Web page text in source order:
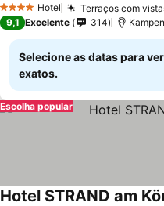
4 EstrelasHotel Terraços com
9,1 Excelente 314
Selecione as datas para
exatos.
Escolha popular
Hotel STRAND am